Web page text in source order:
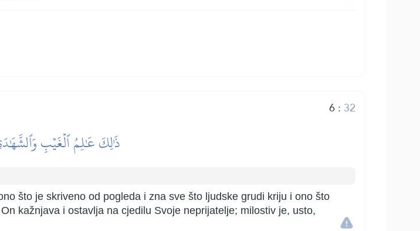
6: 32
ذَٰلِكَ عَٰلِمُ ٱلۡغَيۡبِ وَٱلشَّهَٰدَةِ
što je skriveno od pogleda i zna sve što ljudske grudi kriju i ono što
kažnjava i ostavlja na cjedilu Svoje neprijatelje; milostiv je, usto,